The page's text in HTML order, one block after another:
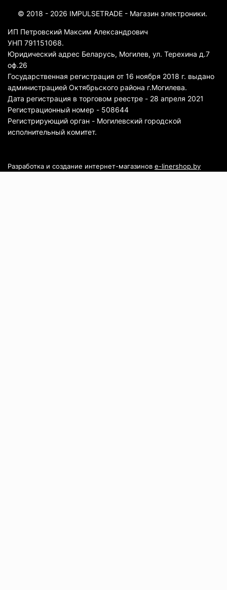
© 2018 - 2026 IMPULSETRADE - Магазин электроники.
ИП Петровский Максим Александрович
УНП 791151068.
Юридический адрес Беларусь, Могилев, ул. Терехина д.7
оф.26
Государственная регистрация от 16 ноября 2018 г. выдано
администрацией Октябрьского района г.Могилева.
Дата регистрация в торговом реестре - 28 апреля 2021
Регистрационный номер - 508644
Регистрирующий орган - Могилевский городской
исполнительный комитет.
Разработка и создание интернет-магазинов e-linershop.by